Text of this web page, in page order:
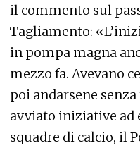
il commento sul
Tagliamento:
in pompa magna
mezzo fa. Avevano
poi andarsene
avviato iniziative ad
squadre di calcio, il